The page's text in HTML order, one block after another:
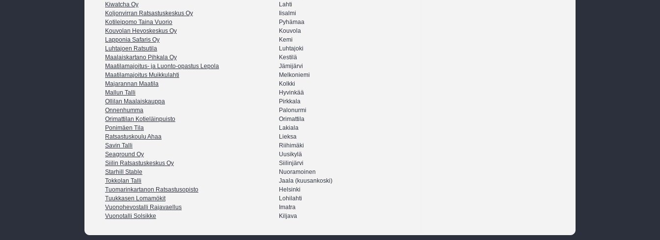
Kiwatcha Oy
Lahti
Koljonvirran Ratsastuskeskus Oy
Iisalmi
Kotileipomo Taina Vuorio
Pyhämaa
Kouvolan Hevoskeskus Oy
Kouvola
Lapponia Safaris Oy
Kemi
Luhtajoen Ratsutila
Luhtajoki
Maalaiskartano Pihkala Oy
Kestilä
Maatilamajoitus- ja Luonto-opastus Lepola
Jämijärvi
Maatilamajoitus Muikkulahti
Melkoniemi
Majarannan Maatila
Kolkki
Mallun Talli
Hyvinkää
Ollilan Maalaiskauppa
Pirkkala
Onnenhumma
Palonurmi
Orimattilan Kotieläinpuisto
Orimattila
Ponimäen Tila
Lakiala
Ratsastuskoulu Ahaa
Lieksa
Savin Talli
Riihimäki
Seaground Oy
Uusikylä
Siilin Ratsastuskeskus Oy
Siilinjärvi
Starhill Stable
Nuoramoinen
Tokkolan Talli
Jaala (kuusankoski)
Tuomarinkartanon Ratsastusopisto
Helsinki
Tuukkasen Lomamökit
Lohilahti
Vuonohevostalli Rajavaellus
Imatra
Vuonotalli Solsikke
Kiljava